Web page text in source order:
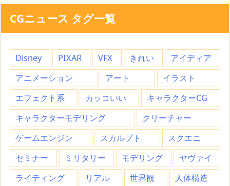
CGニュース タグ一覧
Disney PIXAR VFX きれい
アイディア
アニメーション
アート
イラスト
エフェクト系
カッコいい
キャラクターCG
キャラクターモデリング
クリーチャー
ゲームエンジン
スカルプト
スクエニ
セミナー
ミリタリー モデリング
ヤヴァイ
ライティング
リアル 世界観
人体構造